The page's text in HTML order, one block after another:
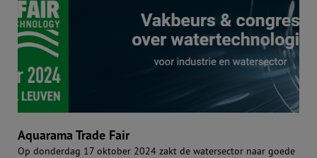
Aquarama Trade Fair
Op donderdag 17 oktober 2024 zakt de watersector naar goede